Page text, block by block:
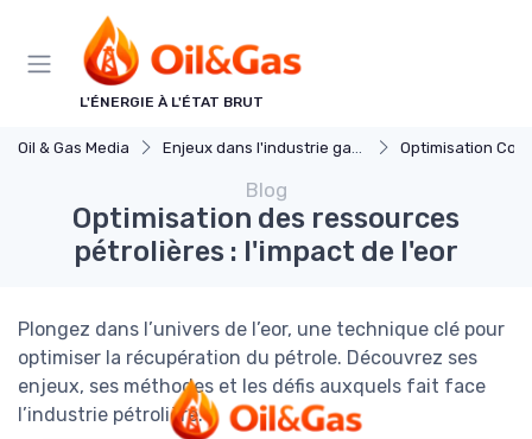
L'ÉNERGIE À L'ÉTAT BRUT
Oil & Gas Media Enjeux dans l'industrie gaz et petrole Optimisation
Blog
Optimisation des ressources
pétrolières : l'impact de l'eor
Plongez dans l’univers de l’eor, une technique clé pour
optimiser la récupération du pétrole. Découvrez ses
enjeux, ses méthodes et les défis auxquels fait face
l’industrie pétrolière.
Panneau de gestion des cookies